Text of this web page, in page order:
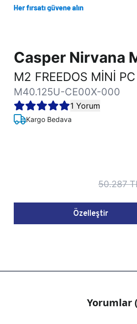
Casper Nirvana
M2 FREEDOS MİNİ PC
M40.125U-CE00X-000
1 Yorum
Kargo Bedava
50.287
Özelleştir
Yorumlar